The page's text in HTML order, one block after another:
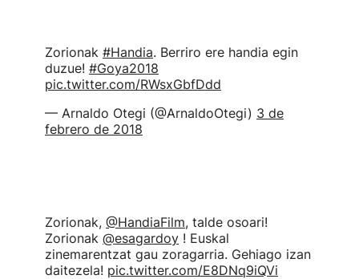
Zorionak #Handia. Berriro ere handia egin
duzue! #Goya2018
pic.twitter.com/RWsxGbfDdd
— Arnaldo Otegi (@ArnaldoOtegi) 3 de
febrero de 2018
Zorionak, @HandiaFilm, talde osoari!
Zorionak @esagardoy ! Euskal
zinemarentzat gau zoragarria. Gehiago izan
daitezela! pic.twitter.com/E8DNq9iQVi